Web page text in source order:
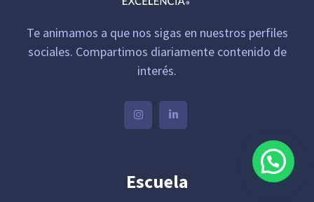
Te animamos a que nos sigas en nuestros perfiles
sociales. Compartimos diariamente contenido de
interés.
Escuela